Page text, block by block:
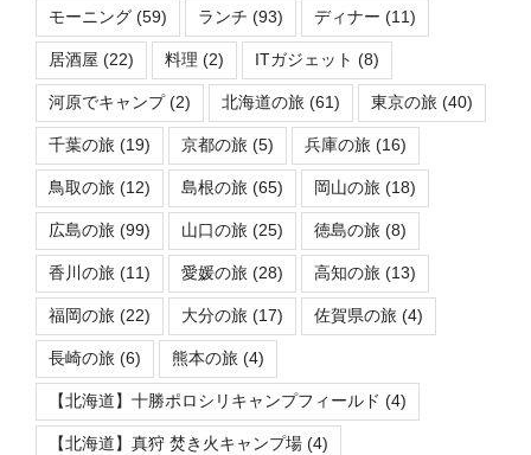
モーニング (59) ランチ (93) ディナー (11)
居酒屋 (22) 料理 (2) ITガジェット (8)
河原でキャンプ(2) 北海道の旅 (61) 東京の旅 (40)
千葉の旅 (19) 京都の旅 (5) 兵庫の旅 (16)
鳥取の旅 (12) 島根の旅 (65) 岡山の旅 (18)
広島の旅 (99) 山口の旅 (25) 徳島の旅 (8)
香川の旅 (11) 愛媛の旅 (28) 高知の旅 (13)
福岡の旅 (22) 大分の旅 (17) 佐賀県の旅 (4)
長崎の旅 (6) 熊本の旅 (4)
【北海道】十勝ポロシリキャンプフィールド (4)
【北海道】真狩 焚き火キャンプ場 (4)